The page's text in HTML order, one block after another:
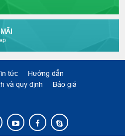
tức
Hướng dẫn
và quy định
Báo giá